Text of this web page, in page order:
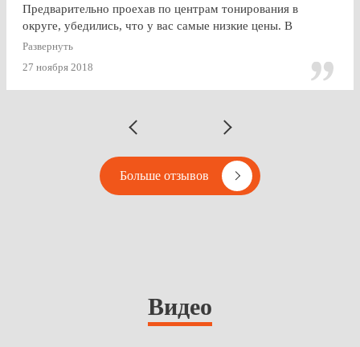
Предварительно проехав по центрам тонирования в
округе, убедились, что у вас самые низкие цены. В
будущем, думаю, будем так же пользоваться услугами
Развернуть
27 ноября 2018
Больше отзывов
Видео